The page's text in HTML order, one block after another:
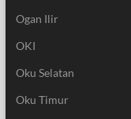
Ogan Ilir
OKI
Oku Selatan
Oku Timur